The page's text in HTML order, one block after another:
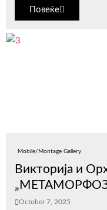
Повеќе
Mobile/Montage Gallery
Викторија и
October 7, 2025